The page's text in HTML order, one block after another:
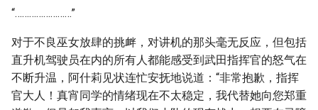
“……………………”
对于不良巫女放肆的挑衅，对讲机的那头毫无反应，但包括
直升机驾驶员在内的所有人都能感受到武田指挥官的怒气在
不断升温，阿什莉见状连忙安抚地说道：“非常抱歉，指挥
官大人！真宵同学的情绪现在不太稳定，我代替她向您郑重